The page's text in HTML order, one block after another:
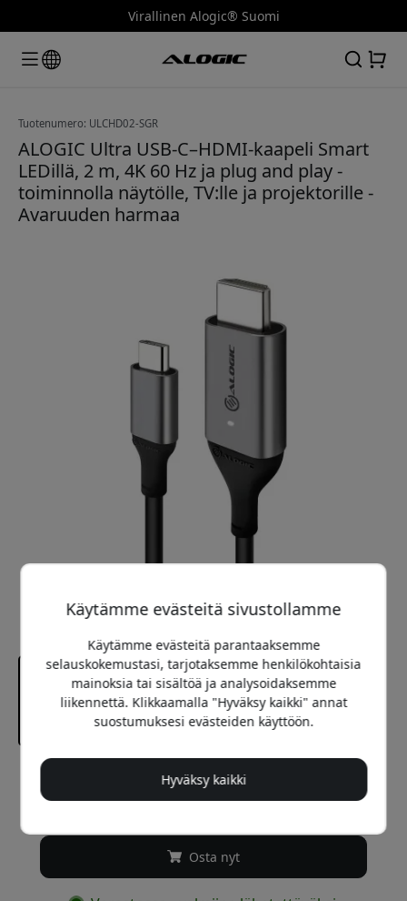
Virallinen Alogic® Suomi
Tuotenumero: ULCHD02-SGR
ALOGIC Ultra USB-C–HDMI-kaapeli Smart
LEDillä, 2 m, 4K 60 Hz ja plug and play -
toiminnolla näytölle, TV:lle ja projektorille -
Avaruuden harmaa
Suositeltava hinta
44.99 EUR
Osta nyt
Käytämme evästeitä sivustollamme
Käytämme evästeitä parantaaksemme
selauskokemustasi, tarjotaksemme henkilökohtaisia
mainoksia tai sisältöä ja analysoidaksemme
liikennettä. Klikkaamalla "Hyväksy kaikki" annat
suostumuksesi evästeiden käyttöön.
Hyväksy kaikki